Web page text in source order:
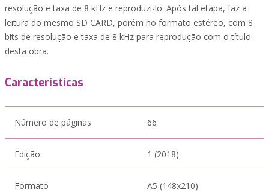
resolução e taxa de 8 kHz e reproduzi-lo. Após tal etapa, faz a
leitura do mesmo SD CARD, porém no formato estéreo, com 8
bits de resolução e taxa de 8 kHz para reprodução com o título
desta obra.
Características
Número de páginas 66
Edição 1 (2018)
Formato A5 (148x210)